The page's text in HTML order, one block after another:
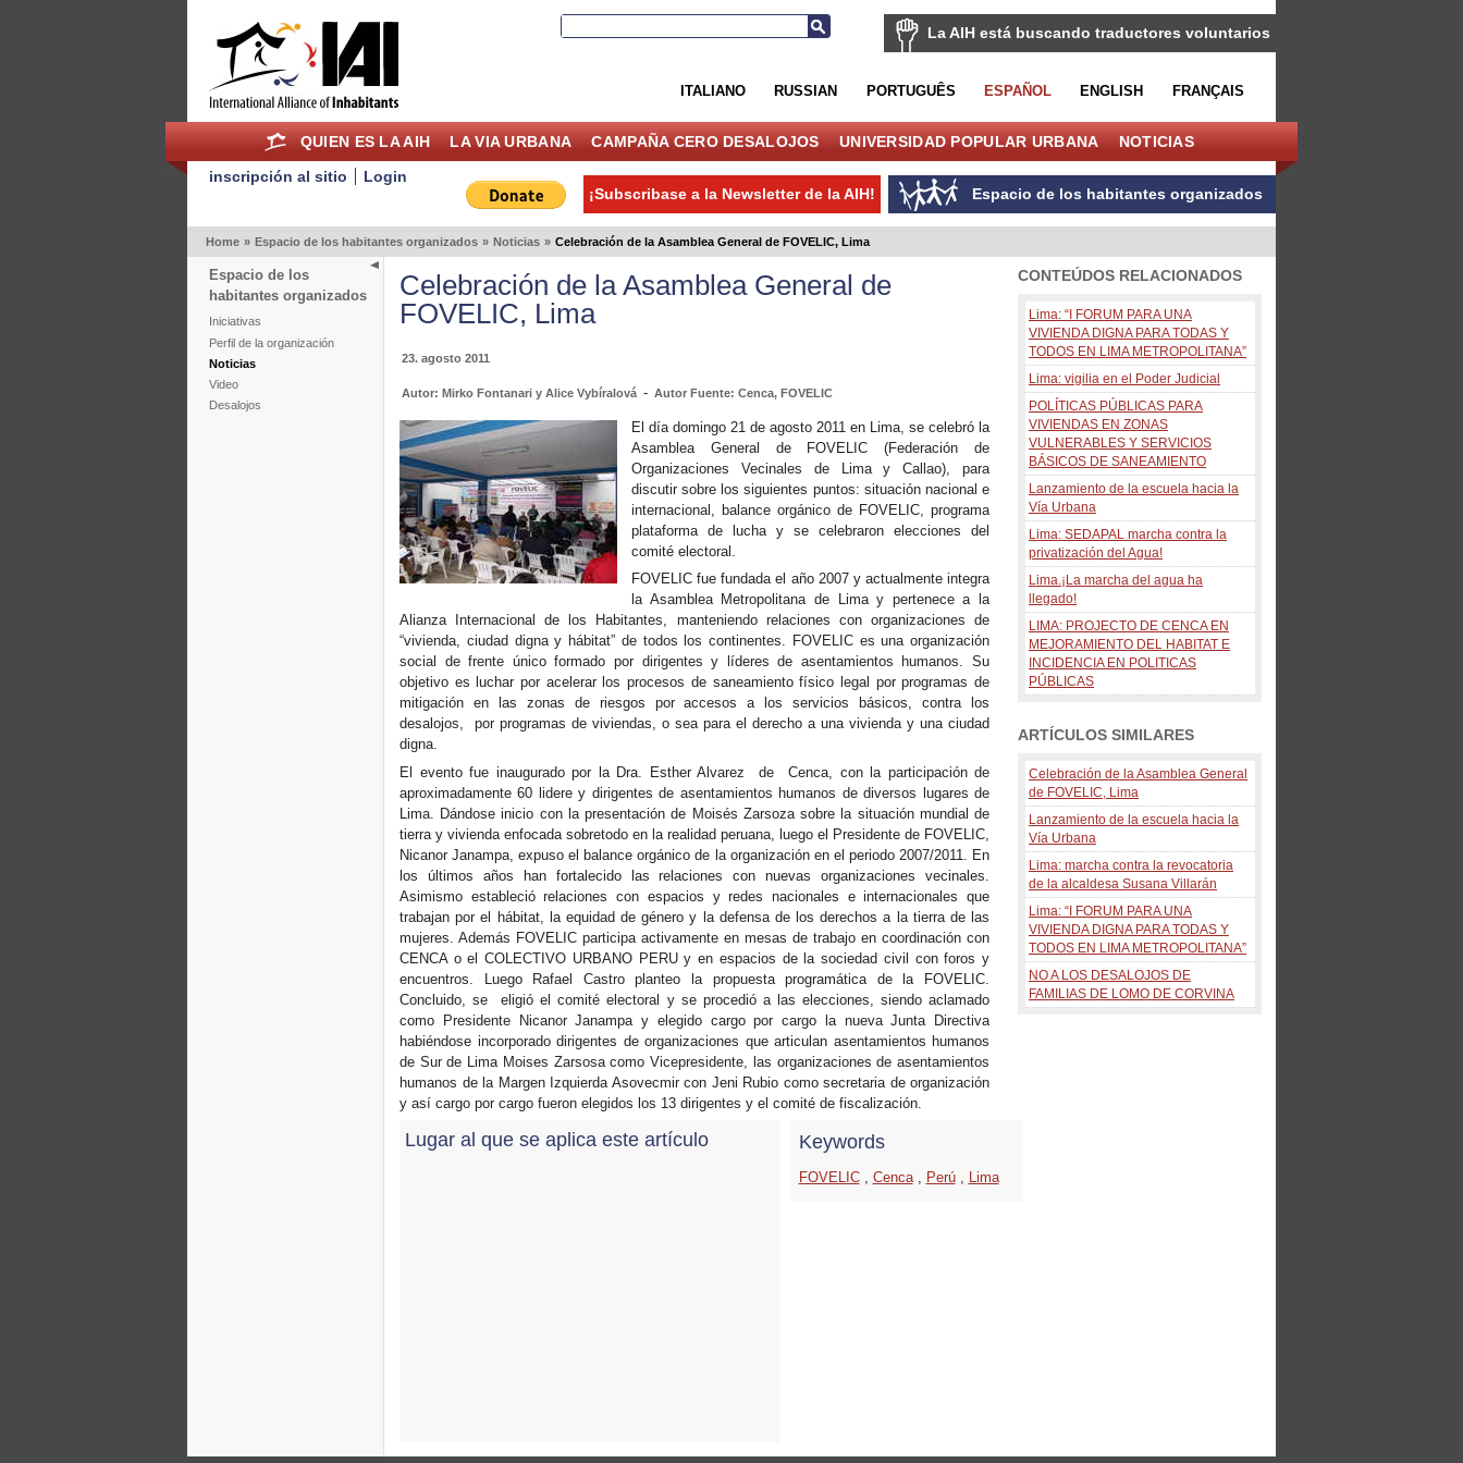
La AIH está buscando traductores voluntarios
ITALIANO RUSSIAN PORTUGUÊS ESPAÑOL ENGLISH FRANÇAIS
QUIEN ES LA AIH LA VIA URBANA CAMPAÑA CERO DESALOJOS UNIVERSIDAD POPULAR URBANA NOTICIAS
inscripción al sitio
Login
Espacio de los habitantes organizados
¡Subscribase a la Newsletter de la AIH!
Home » Espacio de los habitantes organizados » Noticias » Celebración de la Asamblea General de FOVELIC, Lima
Espacio de los
habitantes organizados
Iniciativas
Perfil de la organización
Noticias
Video
Desalojos
Celebración de la Asamblea General de
FOVELIC, Lima
23. agosto 2011
Autor: Mirko Fontanari y Alice Vybíralová - Autor Fuente: Cenca, FOVELIC
El día domingo 21 de agosto 2011 en Lima, se celebró la
Asamblea General de FOVELIC (Federación de
Organizaciones Vecinales de Lima y Callao), para
discutir sobre los siguientes puntos: situación nacional e
internacional, balance orgánico de FOVELIC, programa
plataforma de lucha y se celebraron elecciones del
comité electoral.
FOVELIC fue fundada el año 2007 y actualmente integra
la Asamblea Metropolitana de Lima y pertenece a la
Alianza Internacional de los Habitantes, manteniendo relaciones con organizaciones de
“vivienda, ciudad digna y hábitat” de todos los continentes. FOVELIC es una organización
social de frente único formado por dirigentes y líderes de asentamientos humanos. Su
objetivo es luchar por acelerar los procesos de saneamiento físico legal por programas de
mitigación en las zonas de riesgos por accesos a los servicios básicos, contra los
desalojos, por programas de viviendas, o sea para el derecho a una vivienda y una ciudad
digna.
El evento fue inaugurado por la Dra. Esther Alvarez de Cenca, con la participación de
aproximadamente 60 lidere y dirigentes de asentamientos humanos de diversos lugares de
Lima. Dándose inicio con la presentación de Moisés Zarsoza sobre la situación mundial de
tierra y vivienda enfocada sobretodo en la realidad peruana, luego el Presidente de FOVELIC,
Nicanor Janampa, expuso el balance orgánico de la organización en el periodo 2007/2011. En
los últimos años han fortalecido las relaciones con nuevas organizaciones vecinales.
Asimismo estableció relaciones con espacios y redes nacionales e internacionales que
trabajan por el hábitat, la equidad de género y la defensa de los derechos a la tierra de las
mujeres. Además FOVELIC participa activamente en mesas de trabajo en coordinación con
CENCA o el COLECTIVO URBANO PERU y en espacios de la sociedad civil con foros y
encuentros. Luego Rafael Castro planteo la propuesta programática de la FOVELIC.
Concluido, se eligió el comité electoral y se procedió a las elecciones, siendo aclamado
como Presidente Nicanor Janampa y elegido cargo por cargo la nueva Junta Directiva
habiéndose incorporado dirigentes de organizaciones que articulan asentamientos humanos
de Sur de Lima Moises Zarsosa como Vicepresidente, las organizaciones de asentamientos
humanos de la Margen Izquierda Asovecmir con Jeni Rubio como secretaria de organización
y así cargo por cargo fueron elegidos los 13 dirigentes y el comité de fiscalización.
Lugar al que se aplica este artículo Keywords
FOVELIC, Cenca, Perú, Lima
CONTEÚDOS RELACIONADOS
Lima: “I FORUM PARA UNA
VIVIENDA DIGNA PARA TODAS Y
TODOS EN LIMA METROPOLITANA”
Lima: vigilia en el Poder Judicial
POLÍTICAS PÚBLICAS PARA
VIVIENDAS EN ZONAS
VULNERABLES Y SERVICIOS
BÁSICOS DE SANEAMIENTO
Lanzamiento de la escuela hacia la
Vía Urbana
Lima: SEDAPAL marcha contra la
privatización del Agua!
Lima.¡La marcha del agua ha
llegado!
LIMA: PROJECTO DE CENCA EN
MEJORAMIENTO DEL HABITAT E
INCIDENCIA EN POLITICAS
PÚBLICAS
ARTÍCULOS SIMILARES
Celebración de la Asamblea General
de FOVELIC, Lima
Lanzamiento de la escuela hacia la
Vía Urbana
Lima: marcha contra la revocatoria
de la alcaldesa Susana Villarán
Lima: “I FORUM PARA UNA
VIVIENDA DIGNA PARA TODAS Y
TODOS EN LIMA METROPOLITANA”
NO A LOS DESALOJOS DE
FAMILIAS DE LOMO DE CORVINA